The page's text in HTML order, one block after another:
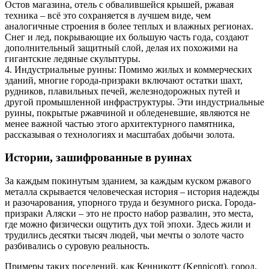
Остов магазина, отель с обвалившейся крышей, ржавая
техника – всё это сохраняется в лучшем виде, чем
аналогичные строения в более теплых и влажных регионах.
Снег и лед, покрывающие их большую часть года, создают
дополнительный защитный слой, делая их похожими на
гигантские ледяные скульптуры.
4. Индустриальные руины: Помимо жилых и коммерческих
зданий, многие города-призраки включают остатки шахт,
рудников, плавильных печей, железнодорожных путей и
другой промышленной инфраструктуры. Эти индустриальные
руины, покрытые ржавчиной и обледеневшие, являются не
менее важной частью этого архитектурного памятника,
рассказывая о технологиях и масштабах добычи золота.
Истории, зашифрованные в руинах
За каждым покинутым зданием, за каждым куском ржавого
металла скрывается человеческая история – история надежды
и разочарования, упорного труда и безумного риска. Города-
призраки Аляски – это не просто набор развалин, это места,
где можно физически ощутить дух той эпохи. Здесь жили и
трудились десятки тысяч людей, чьи мечты о золоте часто
разбивались о суровую реальность.
Примеры таких поселений, как Кенникотт (Kennicott), город,